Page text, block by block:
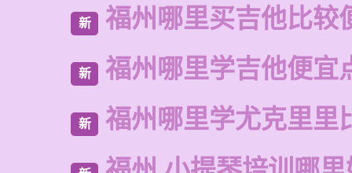
新 福州哪里买吉他比较
新 福州哪里学吉他便宜
新 福州哪里学尤克里里